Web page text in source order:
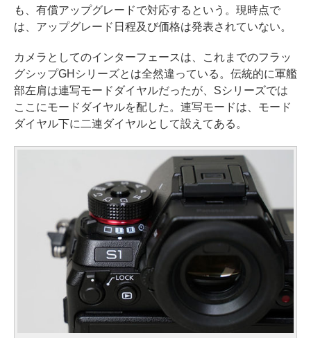
も、有償アップグレードで対応するという。現時点で
は、アップグレード日程及び価格は発表されていない。
カメラとしてのインターフェースは、これまでのフラッ
グシップGHシリーズとは全然違っている。伝統的に軍艦
部左肩は連写モードダイヤルだったが、Sシリーズでは
ここにモードダイヤルを配した。連写モードは、モード
ダイヤル下に二連ダイヤルとして設えてある。